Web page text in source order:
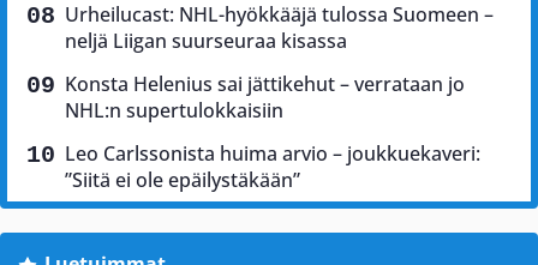
Urheilucast: NHL-hyökkääjä tulossa Suomeen –
neljä Liigan suurseuraa kisassa
Konsta Helenius sai jättikehut – verrataan jo
NHL:n supertulokkaisiin
Leo Carlssonista huima arvio – joukkuekaveri:
”Siitä ei ole epäilystäkään”